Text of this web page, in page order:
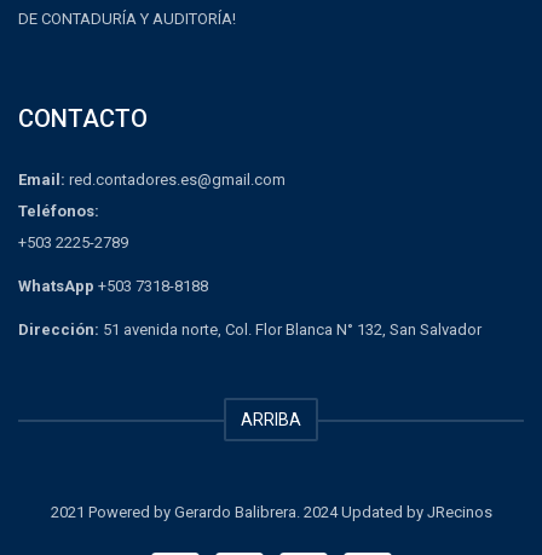
DE CONTADURÍA Y AUDITORÍA!
CONTACTO
Email: red.contadores.es@gmail.com
Teléfonos:
+503 2225-2789
WhatsApp +503 7318-8188
Dirección: 51 avenida norte, Col. Flor Blanca N° 132, San Salvador
ARRIBA
2021 Powered by Gerardo Balibrera. 2024 Updated by JRecinos